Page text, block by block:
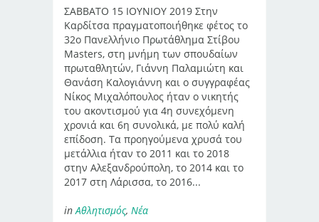
ΣΑΒΒΑΤΟ 15 ΙΟΥΝΙΟΥ 2019 Στην
Καρδίτσα πραγματοποιήθηκε φέτος το
32ο Πανελλήνιο Πρωτάθλημα Στίβου
Μasters, στη μνήμη των σπουδαίων
πρωταθλητών, Γιάννη Παλαμιώτη και
Θανάση Καλογιάννη και ο συγγραφέας
Νίκος Μιχαλόπουλος ήταν ο νικητής
του ακοντισμού για 4η συνεχόμενη
χρονιά και 6η συνολικά, με πολύ καλή
επίδοση. Τα προηγούμενα χρυσά του
μετάλλια ήταν το 2011 και το 2018
στην Αλεξανδρούπολη, το 2014 και το
2017 στη Λάρισσα, το 2016...
inΑθλητισμός, Νέα